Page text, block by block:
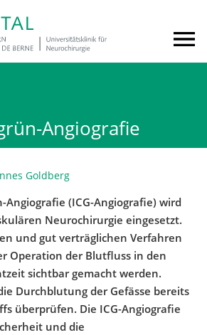
Angiografie
Goldberg
Angiografie (ICG-Angiografie) wird
Neurochirurgie eingesetzt.
und gut verträglichen Verfahren
Operation der Blutfluss in den
sichtbar gemacht werden.
Durchblutung der Gefässe bereits
überprüfen. Die ICG-Angiografie
und die